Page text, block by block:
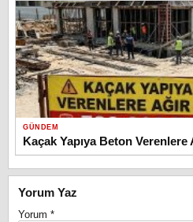
GÜNDEM
Kaçak Yapıya Beton Verenlere
Yorum Yaz
Yorum *